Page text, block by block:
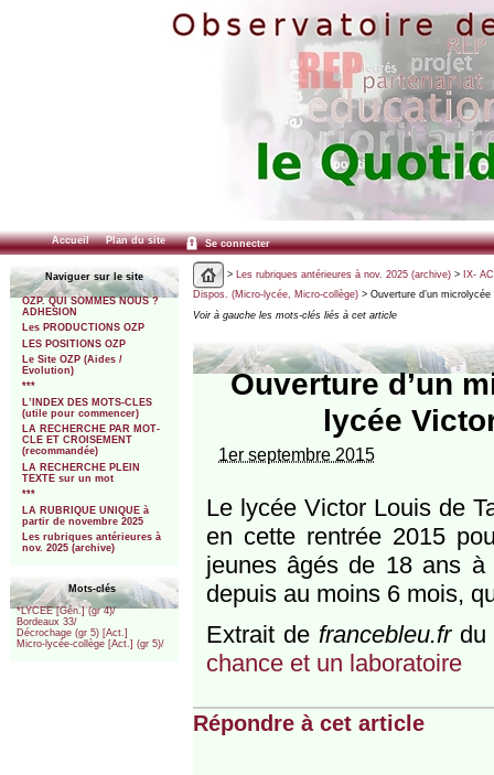
Accueil Plan du site Se connecter
Naviguer sur le site
OZP. QUI SOMMES NOUS ?
ADHESION
Les PRODUCTIONS OZP
LES POSITIONS OZP
Le Site OZP (Aides /
Evolution)
***
L’INDEX DES MOTS-CLES
(utile pour commencer)
LA RECHERCHE PAR MOT-
CLE ET CROISEMENT
(recommandée)
LA RECHERCHE PLEIN
TEXTE sur un mot
***
LA RUBRIQUE UNIQUE à
partir de novembre 2025
Les rubriques antérieures à
nov. 2025 (archive)
Mots-clés
*LYCEE [Gén.] (gr 4)/
Bordeaux 33/
Décrochage (gr 5) [Act.]
Micro-lycée-collège [Act.] (gr 5)/
> Les rubriques antérieures à nov. 2025 (archive)> IX-
Dispos. (Micro-lycée, Micro-collège)> Ouverture d’un
Voir à gauche les mots-clés liés à cet article
Ouverture d’un
lycée
1er septembre 2015
Le lycée Victor Louis de
en cette rentrée 2015
jeunes âgés de 18 ans
depuis au moins 6 mois,
Extrait de francebleu.frdu
chance et un laboratoire
Répondre à cet article